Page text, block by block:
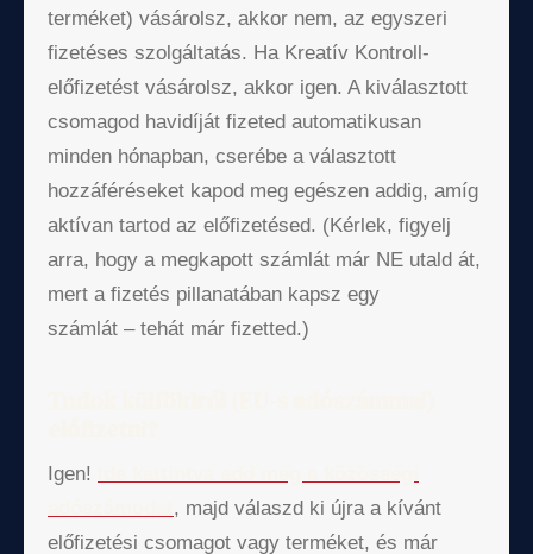
terméket) vásárolsz, akkor nem, az egyszeri
fizetéses szolgáltatás. Ha Kreatív Kontroll-
előfizetést vásárolsz, akkor igen. A kiválasztott
csomagod havidíját fizeted automatikusan
minden hónapban, cserébe a választott
hozzáféréseket kapod meg egészen addig, amíg
aktívan tartod az előfizetésed. (Kérlek, figyelj
arra, hogy a megkapott számlát már NE utald át,
mert a fizetés pillanatában kapsz egy
számlát – tehát már fizetted.)
Igen!
, majd válaszd ki újra a kívánt
előfizetési csomagot vagy terméket, és már